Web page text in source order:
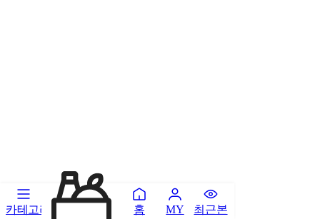
카테고리 홈 MY 최근본